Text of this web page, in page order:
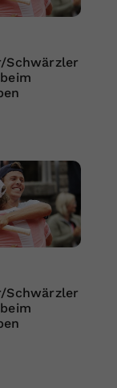
Schwärzler
Schwärzler